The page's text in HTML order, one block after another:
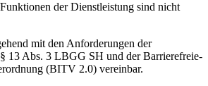
der Dienstleistung sind nicht
mit den Anforderungen der
13 Abs. 3 LBGG SH und der Barrierefreie-
(BITV 2.0) vereinbar.